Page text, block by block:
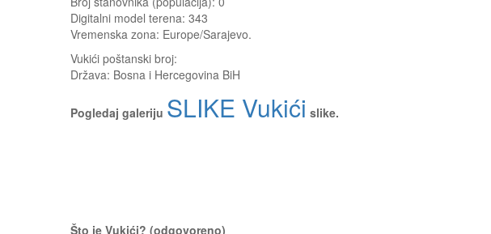
Digitalni model terena: 343
Vremenska zona: Europe/Sarajevo.
Vukići poštanski broj:
Država: Bosna i Hercegovina BiH
Pogledaj galeriju SLIKE Vukići slike.
Što je Vukići? (odgovoreno)